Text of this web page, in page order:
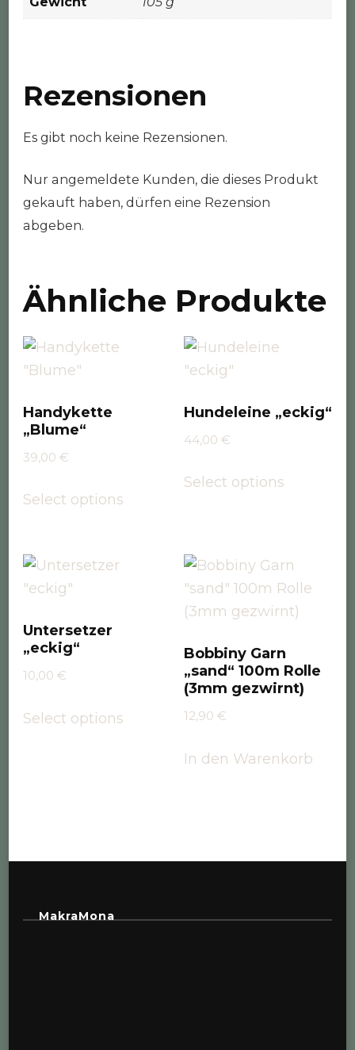
Rezensionen
Es gibt noch keine Rezensionen.
Nur angemeldete Kunden, die dieses Produkt
gekauft haben, dürfen eine Rezension
abgeben.
Ähnliche Produkte
Handykette
„Blume“
39,00 €
Select options
Hundeleine „eckig“
44,00 €
Select options
Untersetzer
„eckig“
10,00 €
Select options
Bobbiny Garn
„sand“ 100m Rolle
(3mm gezwirnt)
12,90 €
In den Warenkorb
MakraMona